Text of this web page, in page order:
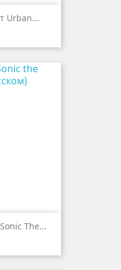
Urban...
The...